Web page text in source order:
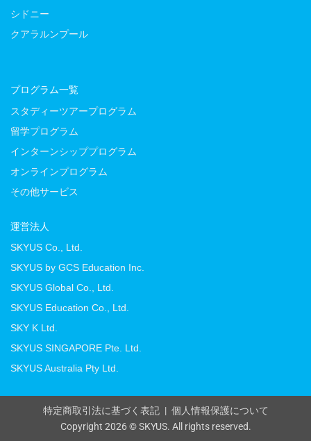
シドニー
クアラルンプール
プログラム一覧
スタディーツアープログラム
留学プログラム
インターンシッププログラム
オンラインプログラム
その他サービス
運営法人
SKYUS Co., Ltd.
SKYUS by GCS Education Inc.
SKYUS Global Co., Ltd.
SKYUS Education Co., Ltd.
SKY K Ltd.
SKYUS SINGAPORE Pte. Ltd.
SKYUS Australia Pty Ltd.
特定商取引法に基づく表記| 個人情報保護について
Copyright 2026 © SKYUS. All rights reserved.